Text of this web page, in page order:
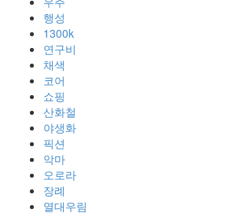
행성
1300k
연구비
채색
코어
쇼핑
산화철
야생화
픽션
악마
오로라
장례
열대우림